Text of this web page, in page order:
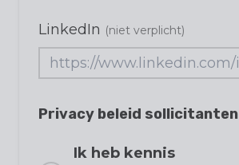
LinkedIn (niet verplicht)
Privacy beleid sollicitanten
Ik heb kennis